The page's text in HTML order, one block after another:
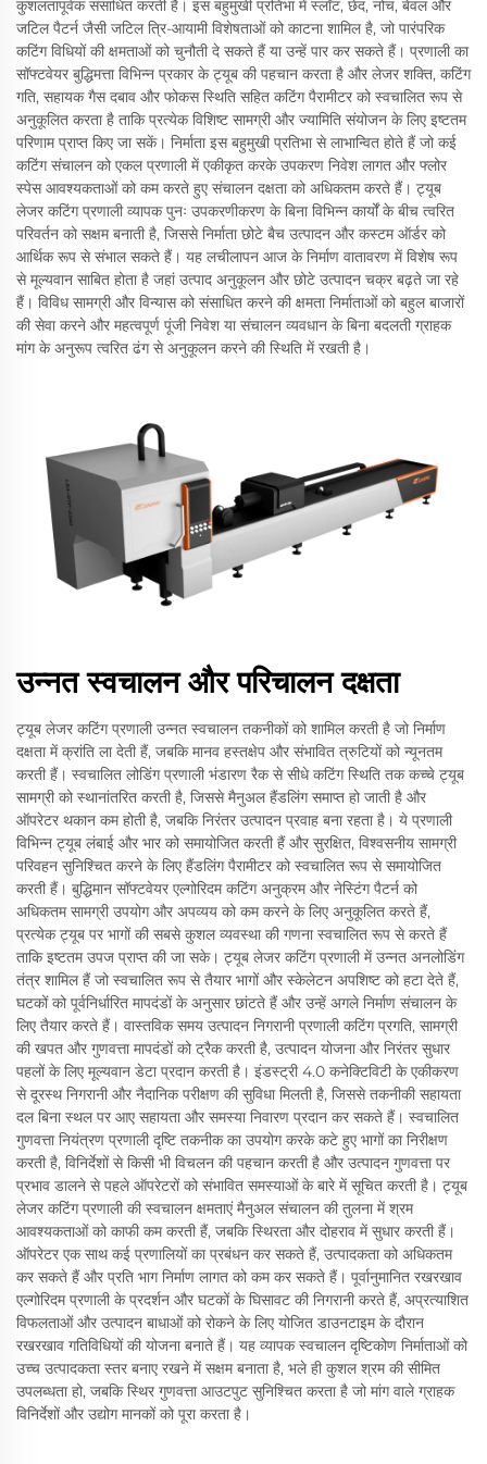
कुशलतापूर्वक संसाधित करती है। इस बहुमुखी प्रतिभा में स्लॉट, छेद, नोच, बेवल और
जटिल पैटर्न जैसी जटिल त्रि-आयामी विशेषताओं को काटना शामिल है, जो पारंपरिक
कटिंग विधियों की क्षमताओं को चुनौती दे सकते हैं या उन्हें पार कर सकते हैं। प्रणाली का
सॉफ्टवेयर बुद्धिमत्ता विभिन्न प्रकार के ट्यूब की पहचान करता है और लेजर शक्ति, कटिंग
गति, सहायक गैस दबाव और फोकस स्थिति सहित कटिंग पैरामीटर को स्वचालित रूप से
अनुकूलित करता है ताकि प्रत्येक विशिष्ट सामग्री और ज्यामिति संयोजन के लिए इष्टतम
परिणाम प्राप्त किए जा सकें। निर्माता इस बहुमुखी प्रतिभा से लाभान्वित होते हैं जो कई
कटिंग संचालन को एकल प्रणाली में एकीकृत करके उपकरण निवेश लागत और फ्लोर
स्पेस आवश्यकताओं को कम करते हुए संचालन दक्षता को अधिकतम करते हैं। ट्यूब
लेजर कटिंग प्रणाली व्यापक पुनः उपकरणीकरण के बिना विभिन्न कार्यों के बीच त्वरित
परिवर्तन को सक्षम बनाती है, जिससे निर्माता छोटे बैच उत्पादन और कस्टम ऑर्डर को
आर्थिक रूप से संभाल सकते हैं। यह लचीलापन आज के निर्माण वातावरण में विशेष रूप
से मूल्यवान साबित होता है जहां उत्पाद अनुकूलन और छोटे उत्पादन चक्र बढ़ते जा रहे
हैं। विविध सामग्री और विन्यास को संसाधित करने की क्षमता निर्माताओं को बहुल बाजारों
की सेवा करने और महत्वपूर्ण पूंजी निवेश या संचालन व्यवधान के बिना बदलती ग्राहक
मांग के अनुरूप त्वरित ढंग से अनुकूलन करने की स्थिति में रखती है।
उन्नत स्वचालन और परिचालन दक्षता
ट्यूब लेजर कटिंग प्रणाली उन्नत स्वचालन तकनीकों को शामिल करती है जो निर्माण
दक्षता में क्रांति ला देती हैं, जबकि मानव हस्तक्षेप और संभावित त्रुटियों को न्यूनतम
करती हैं। स्वचालित लोडिंग प्रणाली भंडारण रैक से सीधे कटिंग स्थिति तक कच्चे ट्यूब
सामग्री को स्थानांतरित करती है, जिससे मैनुअल हैंडलिंग समाप्त हो जाती है और
ऑपरेटर थकान कम होती है, जबकि निरंतर उत्पादन प्रवाह बना रहता है। ये प्रणाली
विभिन्न ट्यूब लंबाई और भार को समायोजित करती हैं और सुरक्षित, विश्वसनीय सामग्री
परिवहन सुनिश्चित करने के लिए हैंडलिंग पैरामीटर को स्वचालित रूप से समायोजित
करती हैं। बुद्धिमान सॉफ्टवेयर एल्गोरिदम कटिंग अनुक्रम और नेस्टिंग पैटर्न को
अधिकतम सामग्री उपयोग और अपव्यय को कम करने के लिए अनुकूलित करते हैं,
प्रत्येक ट्यूब पर भागों की सबसे कुशल व्यवस्था की गणना स्वचालित रूप से करते हैं
ताकि इष्टतम उपज प्राप्त की जा सके। ट्यूब लेजर कटिंग प्रणाली में उन्नत अनलोडिंग
तंत्र शामिल हैं जो स्वचालित रूप से तैयार भागों और स्केलेटन अपशिष्ट को हटा देते हैं,
घटकों को पूर्वनिर्धारित मापदंडों के अनुसार छांटते हैं और उन्हें अगले निर्माण संचालन के
लिए तैयार करते हैं। वास्तविक समय उत्पादन निगरानी प्रणाली कटिंग प्रगति, सामग्री
की खपत और गुणवत्ता मापदंडों को ट्रैक करती है, उत्पादन योजना और निरंतर सुधार
पहलों के लिए मूल्यवान डेटा प्रदान करती है। इंडस्ट्री 4.0 कनेक्टिविटी के एकीकरण
से दूरस्थ निगरानी और नैदानिक परीक्षण की सुविधा मिलती है, जिससे तकनीकी सहायता
दल बिना स्थल पर आए सहायता और समस्या निवारण प्रदान कर सकते हैं। स्वचालित
गुणवत्ता नियंत्रण प्रणाली दृष्टि तकनीक का उपयोग करके कटे हुए भागों का निरीक्षण
करती है, विनिर्देशों से किसी भी विचलन की पहचान करती है और उत्पादन गुणवत्ता पर
प्रभाव डालने से पहले ऑपरेटरों को संभावित समस्याओं के बारे में सूचित करती है। ट्यूब
लेजर कटिंग प्रणाली की स्वचालन क्षमताएं मैनुअल संचालन की तुलना में श्रम
आवश्यकताओं को काफी कम करती हैं, जबकि स्थिरता और दोहराव में सुधार करती हैं।
ऑपरेटर एक साथ कई प्रणालियों का प्रबंधन कर सकते हैं, उत्पादकता को अधिकतम
कर सकते हैं और प्रति भाग निर्माण लागत को कम कर सकते हैं। पूर्वानुमानित रखरखाव
एल्गोरिदम प्रणाली के प्रदर्शन और घटकों के घिसावट की निगरानी करते हैं, अप्रत्याशित
विफलताओं और उत्पादन बाधाओं को रोकने के लिए योजित डाउनटाइम के दौरान
रखरखाव गतिविधियों की योजना बनाते हैं। यह व्यापक स्वचालन दृष्टिकोण निर्माताओं को
उच्च उत्पादकता स्तर बनाए रखने में सक्षम बनाता है, भले ही कुशल श्रम की सीमित
उपलब्धता हो, जबकि स्थिर गुणवत्ता आउटपुट सुनिश्चित करता है जो मांग वाले ग्राहक
विनिर्देशों और उद्योग मानकों को पूरा करता है।